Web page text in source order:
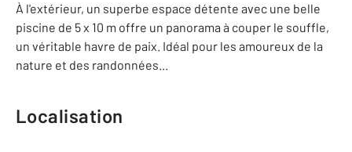
À l'extérieur, un superbe espace détente avec une belle
piscine de 5 x 10 m offre un panorama à couper le souffle,
un véritable havre de paix. Idéal pour les amoureux de la
nature et des randonnées...
Localisation